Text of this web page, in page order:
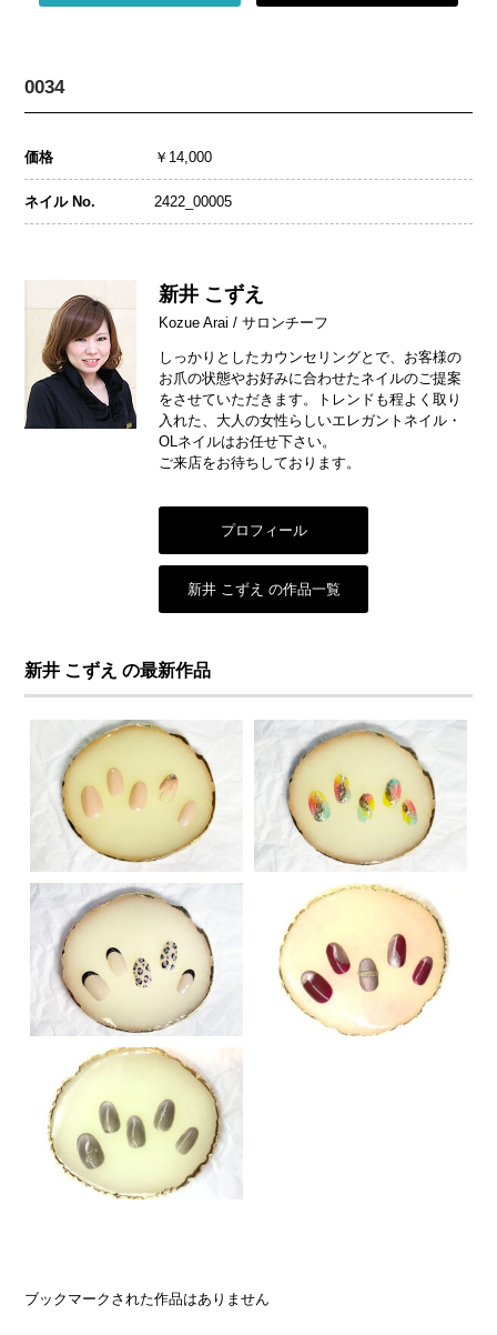
0034
価格 ￥14,000
ネイル No. 2422_00005
新井 こずえ
Kozue Arai / サロンチーフ
しっかりとしたカウンセリングとで、お客様の
お爪の状態やお好みに合わせたネイルのご提案
をさせていただきます。トレンドも程よく取り
入れた、大人の女性らしいエレガントネイル・
OLネイルはお任せ下さい。
ご来店をお待ちしております。
プロフィール
新井 こずえ の作品一覧
新井 こずえ の最新作品
ブックマークされた作品はありません